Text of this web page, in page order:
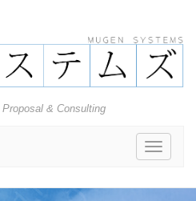
& Consulting
Toggle